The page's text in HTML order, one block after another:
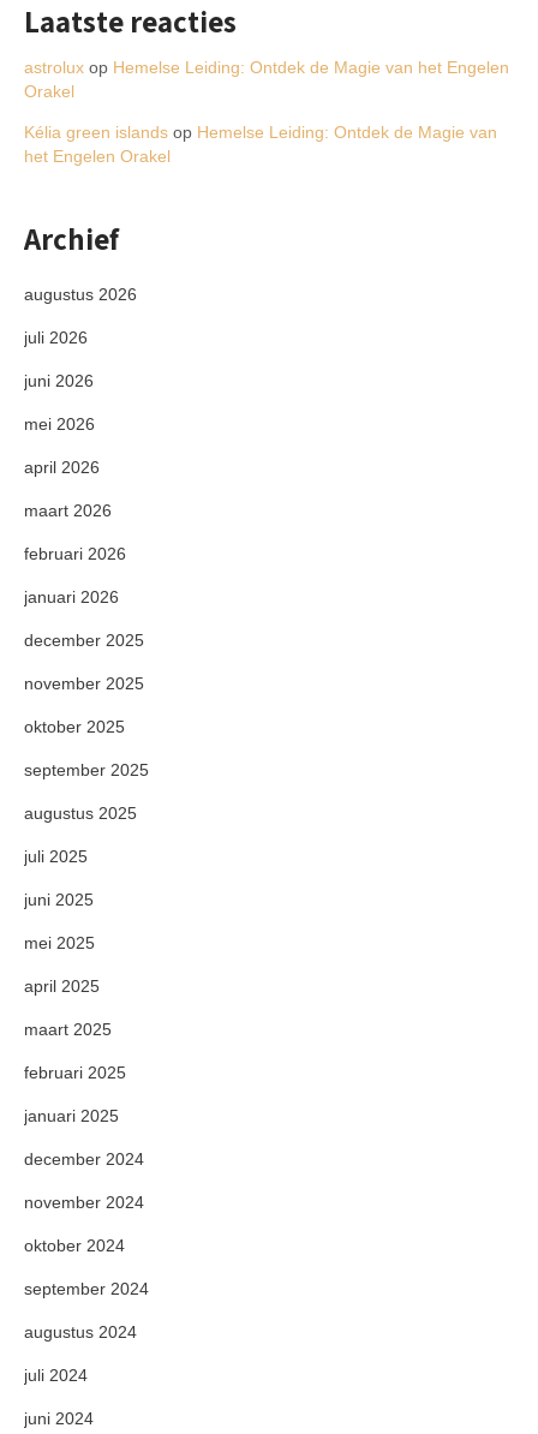
Laatste reacties
astrolux op Hemelse Leiding: Ontdek de Magie van het Engelen
Orakel
Kélia green islands op Hemelse Leiding: Ontdek de Magie van
het Engelen Orakel
Archief
augustus 2026
juli 2026
juni 2026
mei 2026
april 2026
maart 2026
februari 2026
januari 2026
december 2025
november 2025
oktober 2025
september 2025
augustus 2025
juli 2025
juni 2025
mei 2025
april 2025
maart 2025
februari 2025
januari 2025
december 2024
november 2024
oktober 2024
september 2024
augustus 2024
juli 2024
juni 2024